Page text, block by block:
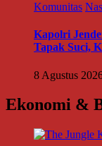
Komunitas
Kapolri
Tapak Suci,
8 Agustus
Ekonomi &